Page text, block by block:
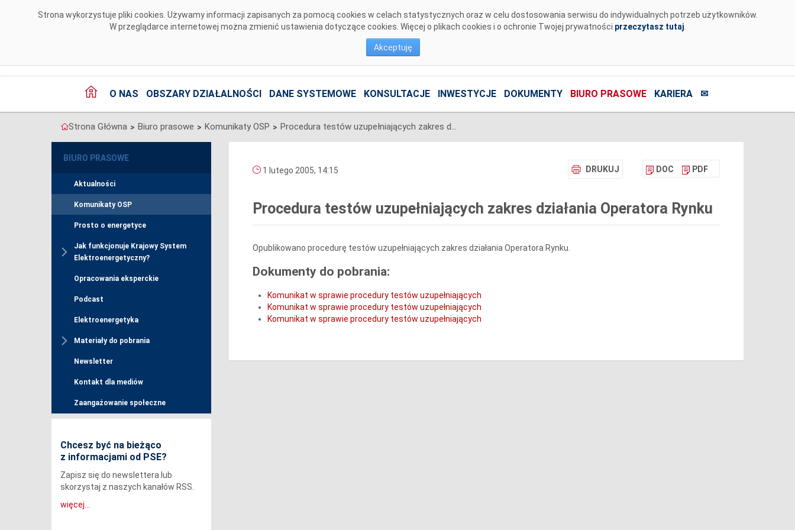
Strona wykorzystuje pliki cookies. Używamy informacji zapisanych za pomocą cookies w celach statystycznych oraz w celu dostosowania serwisu do indywidualnych potrzeb użytkowników.
W przeglądarce internetowej można zmienić ustawienia dotyczące cookies. Więcej o plikach cookies i o ochronie Twojej prywatności przeczytasz tutaj
Akceptuję
O NAS OBSZARY DZIAŁALNOŚCI DANE SYSTEMOWE KONSULTACJE INWESTYCJE DOKUMENTY BIURO PRASOWE KARIERA ✉
Strona Główna > Biuro prasowe > Komunikaty OSP > Procedura testów uzupełniających zakres działania Operatora Rynku
BIURO PRASOWE
Aktualności
Komunikaty OSP
Prosto o energetyce
Jak funkcjonuje Krajowy System
Elektroenergetyczny?
Opracowania eksperckie
Podcast
Elektroenergetyka
Materiały do pobrania
Newsletter
Kontakt dla mediów
Zaangażowanie społeczne
Chcesz być na bieżąco
z informacjami od PSE?
Zapisz się do newslettera lub
skorzystaj z naszych kanałów RSS.
więcej...
DRUKUJ DOC PDF
1 lutego 2005, 14:15
Procedura testów uzupełniających zakres działania Operatora Rynku
Opublikowano procedurę testów uzupełniających zakres działania Operatora Rynku.
Dokumenty do pobrania:
Komunikat w sprawie procedury testów uzupełniających
Komunikat w sprawie procedury testów uzupełniających
Komunikat w sprawie procedury testów uzupełniających